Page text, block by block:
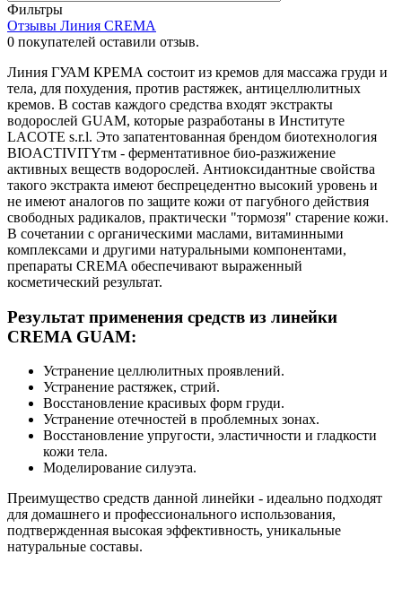
Фильтры
Отзывы Линия CREMA
0 покупателей оставили отзыв.
Линия ГУАМ КРЕМА состоит из кремов для массажа груди и
тела, для похудения, против растяжек, антицеллюлитных
кремов. В состав каждого средства входят экстракты
водорослей GUAM, которые разработаны в Институте
LACOTE s.r.l. Это запатентованная брендом биотехнология
BIOACTIVITYтм - ферментативное био-разжижение
активных веществ водорослей. Антиоксидантные свойства
такого экстракта имеют беспрецедентно высокий уровень и
не имеют аналогов по защите кожи от пагубного действия
свободных радикалов, практически "тормозя" старение кожи.
В сочетании с органическими маслами, витаминными
комплексами и другими натуральными компонентами,
препараты CREMA обеспечивают выраженный
косметический результат.
Результат применения средств из линейки
CREMA GUAM:
Устранение целлюлитных проявлений.
Устранение растяжек, стрий.
Восстановление красивых форм груди.
Устранение отечностей в проблемных зонах.
Восстановление упругости, эластичности и гладкости
кожи тела.
Моделирование силуэта.
Преимущество средств данной линейки - идеально подходят
для домашнего и профессионального использования,
подтвержденная высокая эффективность, уникальные
натуральные составы.